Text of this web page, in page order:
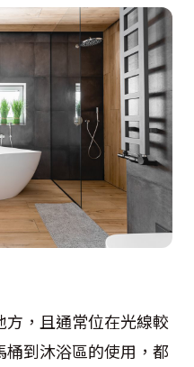
，且通常位在光線較
到沐浴區的使用，都